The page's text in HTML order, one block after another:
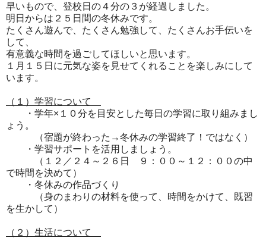
早いもので、登校日の４分の３が経過しました。
明日からは２５日間の冬休みです。
たくさん遊んで、たくさん勉強して、たくさんお手伝いを
して、
有意義な時間を過ごしてほしいと思います。
１月１５日に元気な姿を見せてくれることを楽しみにして
います。
（１）学習について
・学年×１０分を目安とした毎日の学習に取り組みまし
ょう。
（宿題が終わった→冬休みの学習終了！ではなく）
・学習サポートを活用しましょう。
（１２／２４～２６日 ９：００～１２：００の中
で時間を決めて）
・冬休みの作品づくり
（身のまわりの材料を使って、時間をかけて、既習
を生かして）
（２）生活について